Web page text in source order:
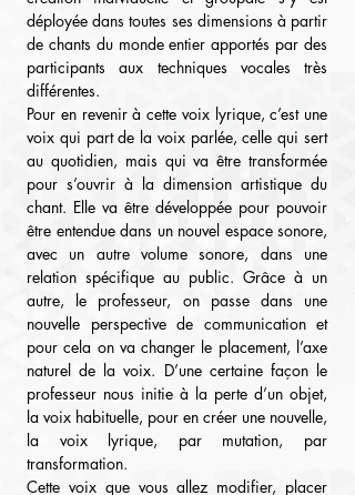
déployée dans toutes ses dimensions à partir
de chants du monde entier apportés par des
participants aux techniques vocales très
différentes.
Pour en revenir à cette voix lyrique, c’est une
voix qui part de la voix parlée, celle qui sert
au quotidien, mais qui va être transformée
pour s’ouvrir à la dimension artistique du
chant. Elle va être développée pour pouvoir
être entendue dans un nouvel espace sonore,
avec un autre volume sonore, dans une
relation spécifique au public. Grâce à un
autre, le professeur, on passe dans une
nouvelle perspective de communication et
pour cela on va changer le placement, l’axe
naturel de la voix. D’une certaine façon le
professeur nous initie à la perte d’un objet,
la voix habituelle, pour en créer une nouvelle,
la voix lyrique, par mutation, par
transformation.
Cette voix que vous allez modifier, placer